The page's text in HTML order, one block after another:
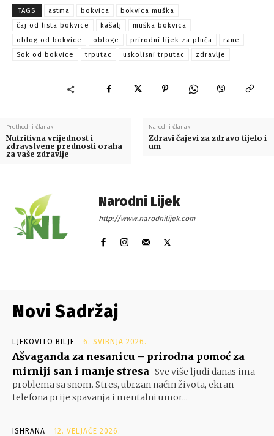
TAGS astma bokvica
bokvica muška
čaj od lista bokvice
kašalj
muška bokvica
oblog od bokvice
obloge prirodni lijek za pluća
rane
Sok od bokvice
trputac uskolisni trputac zdravlje
Prethodni članak
Nutritivna vrijednost i
zdravstvene prednosti oraha
za vaše zdravlje
Naredni članak
Zdravi čajevi za zdravo tijelo i
um
Narodni Lijek
http://www.narodnilijek.com
Novi Sadržaj
LJEKOVITO BILJE 6. SVIBNJA 2026.
Ašvaganda za nesanicu – prirodna pomoć za
mirniji san i manje stresa Sve više ljudi danas ima
problema sa snom. Stres, ubrzan način života, ekran
telefona prije spavanja i mentalni umor...
ISHRANA 12. VELJAČE 2026.